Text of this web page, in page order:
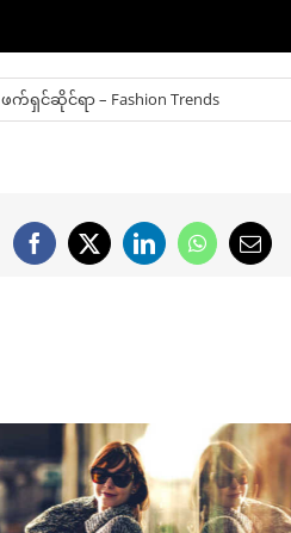
ဖက်ရှင်ဆိုင်ရာ – Fashion Trends
Facebook
X LinkedInWhatsApp
Email